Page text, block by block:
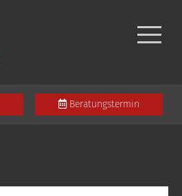
Beratungstermin